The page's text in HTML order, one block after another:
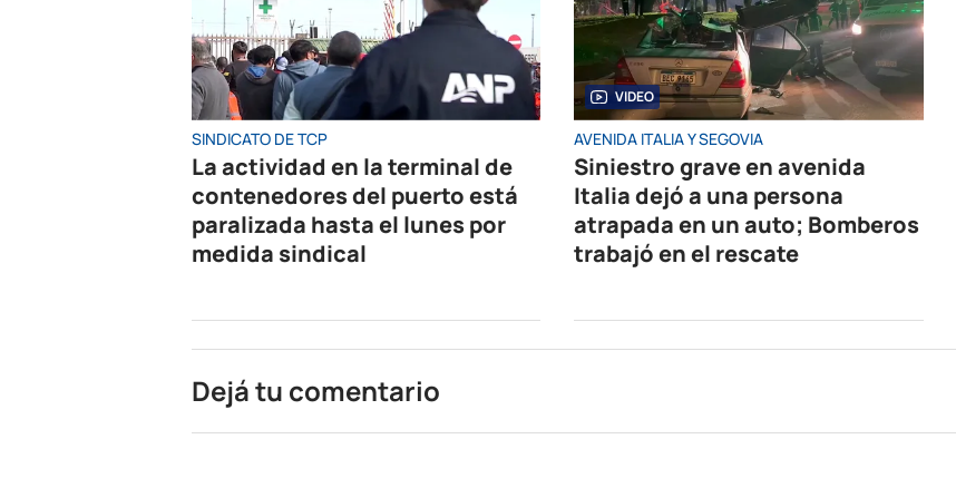
SINDICATO DE TCP
La actividad en la terminal de
contenedores del puerto está
paralizada hasta el lunes por
medida sindical
VIDEO
AVENIDA ITALIA Y SEGOVIA
Siniestro grave en avenida
Italia dejó a una persona
atrapada en un auto; Bomberos
trabajó en el rescate
Dejá tu comentario